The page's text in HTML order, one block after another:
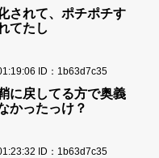
されて、ポチポチす
てたし
ID：1b63d7c35
に戻してる方で奥義
かったっけ？
ID：1b63d7c35